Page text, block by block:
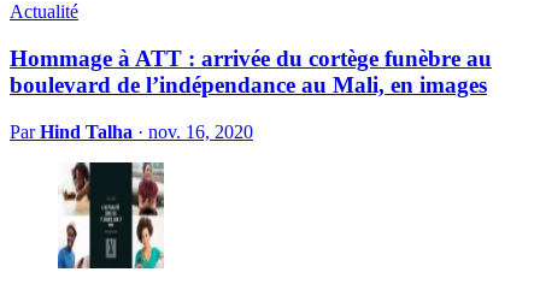
Actualité
Hommage à ATT : arrivée du cortège funèbre au
boulevard de l’indépendance au Mali, en images
ParHind Talha · nov. 16, 2020